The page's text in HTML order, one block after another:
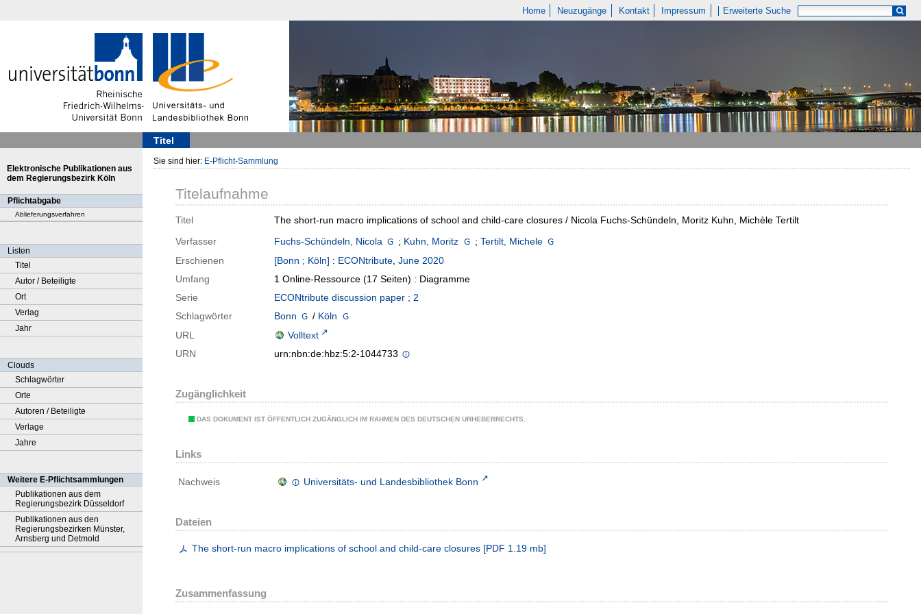
Home Neuzugänge Kontakt Impressum Erweiterte Suche
Titel
Elektronische Publikationen aus
dem Regierungsbezirk Köln
Pflichtabgabe
Ablieferungsverfahren
Listen
Titel
Autor / Beteiligte
Ort
Verlag
Jahr
Clouds
Schlagwörter
Orte
Autoren / Beteiligte
Verlage
Jahre
Weitere E-Pflichtsammlungen
Publikationen aus dem
Regierungsbezirk Düsseldorf
Publikationen aus den
Regierungsbezirken Münster,
Arnsberg und Detmold
Sie sind hier: E-Pflicht-Sammlung
Titelaufnahme
Titel
The short-run macro implications of school and child-care closures / Nicola Fuchs-Schündeln, Moritz Kuhn, Michèle Tertilt
Verfasser
Fuchs-Schündeln, Nicola ; Kuhn, Moritz ; Tertilt, Michele
Erschienen
[Bonn ; Köln] : ECONtribute, June 2020
Umfang
1 Online-Ressource (17 Seiten) : Diagramme
Serie
ECONtribute discussion paper ; 2
Schlagwörter
Bonn / Köln
URL
Volltext
URN
urn:nbn:de:hbz:5:2-1044733
Zugänglichkeit
DAS DOKUMENT IST ÖFFENTLICH ZUGÄNGLICH IM RAHMEN DES DEUTSCHEN URHEBERRECHTS.
Links
Nachweis Universitäts- und Landesbibliothek Bonn
Dateien
The short-run macro implications of school and child-care closures [PDF 1.19 mb]
Zusammenfassung